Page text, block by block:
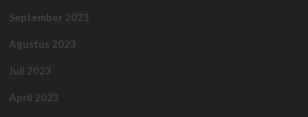
September 2023
Agustus 2023
Juli 2023
April 2023